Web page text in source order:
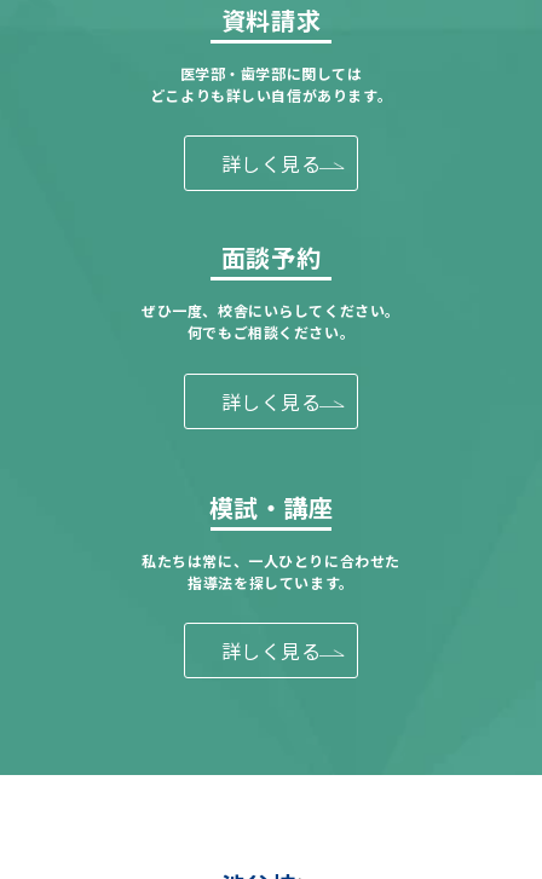
資料請求
医学部・歯学部に関しては
どこよりも詳しい自信があります。
詳しく見る
面談予約
ぜひ一度、校舎にいらしてください。
何でもご相談ください。
詳しく見る
模試・講座
私たちは常に、一人ひとりに合わせた
指導法を探しています。
詳しく見る